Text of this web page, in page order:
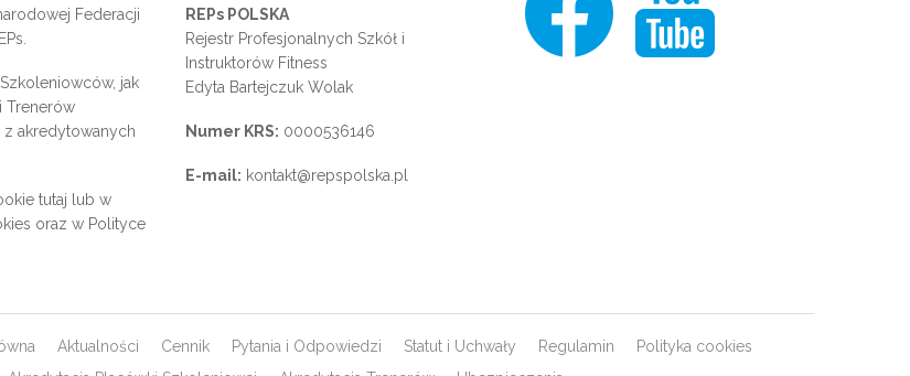
Federacji
jak
Trenerów
akredytowanych
tutaj lub w
oraz w Polityce
REPs POLSKA
Rejestr Profesjonalnych Szkół i
Instruktorów Fitness
Edyta Bartejczuk Wolak
Numer KRS: 0000536146
E-mail: kontakt@repspolska.pl
Aktualności Cennik Pytania i Odpowiedzi Statut i Uchwały Regulamin
Polityka cookies